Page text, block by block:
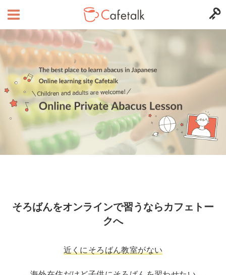
そろばんをオンラインで習うならカフェトー
クへ
近くにそろばん教室がない